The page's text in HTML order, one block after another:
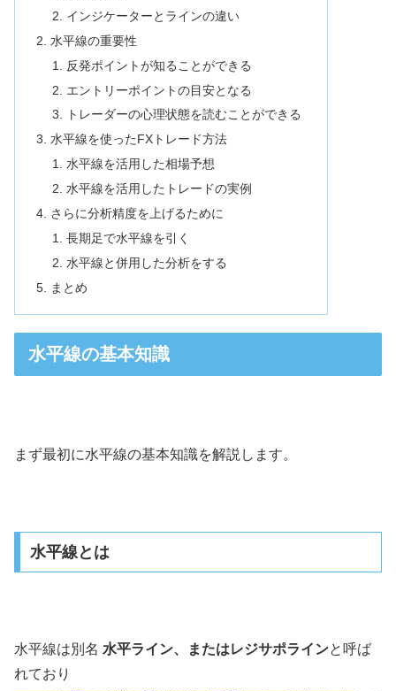
インジケーターとラインの違い
水平線の重要性
反発ポイントが知ることができる
エントリーポイントの目安となる
トレーダーの心理状態を読むことができる
水平線を使ったFXトレード方法
水平線を活用した相場予想
水平線を活用したトレードの実例
さらに分析精度を上げるために
長期足で水平線を引く
水平線と併用した分析をする
まとめ
水平線の基本知識
まず最初に水平線の基本知識を解説します。
水平線とは
水平線は別名 水平ライン、またはレジサポラインと呼ば
れており